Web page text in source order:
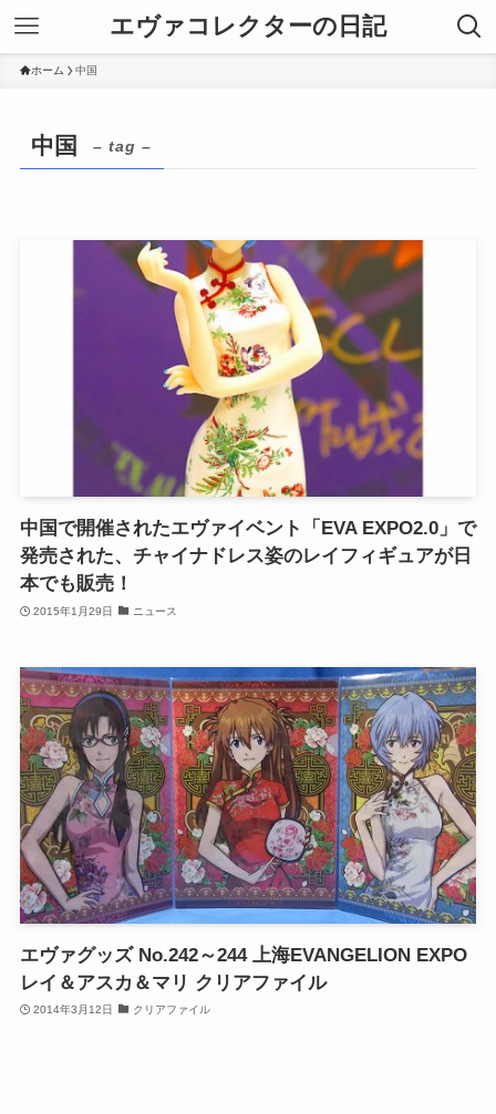
エヴァコレクターの日記
ホーム 中国
中国 – tag –
中国で開催されたエヴァイベント「EVA EXPO2.0」で
発売された、チャイナドレス姿のレイフィギュアが日
本でも販売！
2015年1月29日 ニュース
エヴァグッズ No.242～244 上海EVANGELION EXPO
レイ＆アスカ＆マリ クリアファイル
2014年3月12日 クリアファイル